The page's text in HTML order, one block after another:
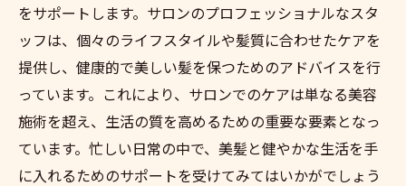
をサポートします。サロンのプロフェッショナルなスタ
ッフは、個々のライフスタイルや髪質に合わせたケアを
提供し、健康的で美しい髪を保つためのアドバイスを行
っています。これにより、サロンでのケアは単なる美容
施術を超え、生活の質を高めるための重要な要素となっ
ています。忙しい日常の中で、美髪と健やかな生活を手
に入れるためのサポートを受けてみてはいかがでしょう